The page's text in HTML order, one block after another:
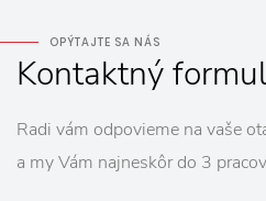
OPÝTAJTE SA NÁS
Kontaktný
Radi vám odpovieme na vaše
a my Vám najneskôr do 3